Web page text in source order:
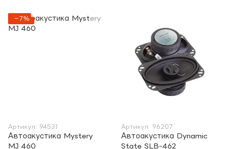
−7%
Артикул: 94531
Автоакустика Mystery
MJ 460
Артикул: 96207
Автоакустика Dynamic
State SLB-462